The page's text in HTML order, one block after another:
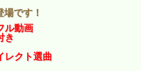
です！
ル動画
き
レクト選曲